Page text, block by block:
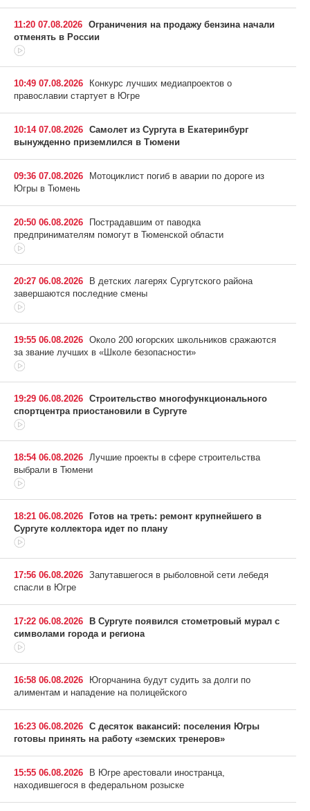
11:20 07.08.2026 Ограничения на продажу бензина начали
отменять в России
10:49 07.08.2026
Конкурс лучших медиапроектов о
православии стартует в Югре
10:14 07.08.2026 Самолет из Сургута в Екатеринбург
вынужденно приземлился в Тюмени
09:36 07.08.2026
Мотоциклист погиб в аварии по дороге из
Югры в Тюмень
20:50 06.08.2026
Пострадавшим от паводка
предпринимателям помогут в Тюменской области
20:27 06.08.2026
В детских лагерях Сургутского района
завершаются последние смены
19:55 06.08.2026 Около 200 югорских школьников сражаются
за звание лучших в «Школе безопасности»
19:29 06.08.2026 Строительство многофункционального
спортцентра приостановили в Сургуте
18:54 06.08.2026
Лучшие проекты в сфере строительства
выбрали в Тюмени
18:21 06.08.2026 Готов на треть: ремонт крупнейшего в
Сургуте коллектора идет по плану
17:56 06.08.2026 Запутавшегося в рыболовной сети лебедя
спасли в Югре
17:22 06.08.2026 В Сургуте появился стометровый мурал с
символами города и региона
16:58 06.08.2026
Югорчанина будут судить за долги по
алиментам и нападение на полицейского
16:23 06.08.2026 С десяток вакансий: поселения Югры
готовы принять на работу «земских тренеров»
15:55 06.08.2026
В Югре арестовали иностранца,
находившегося в федеральном розыске